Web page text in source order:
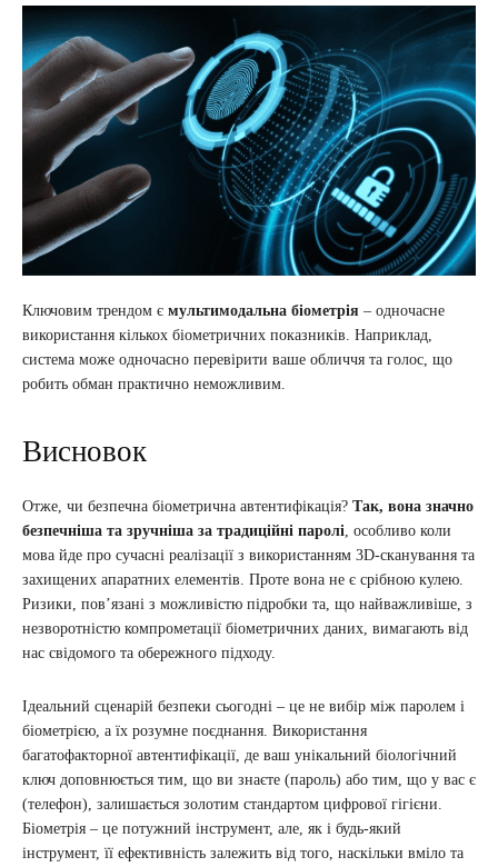
Ключовим трендом є мультимодальна біометрія – одночасне
використання кількох біометричних показників. Наприклад,
система може одночасно перевірити ваше обличчя та голос, що
робить обман практично неможливим.
Висновок
Отже, чи безпечна біометрична автентифікація? Так, вона значно
безпечніша та зручніша за традиційні паролі, особливо коли
мова йде про сучасні реалізації з використанням 3D-сканування та
захищених апаратних елементів. Проте вона не є срібною кулею.
Ризики, пов’язані з можливістю підробки та, що найважливіше, з
незворотністю компрометації біометричних даних, вимагають від
нас свідомого та обережного підходу.
Ідеальний сценарій безпеки сьогодні – це не вибір між паролем і
біометрією, а їх розумне поєднання. Використання
багатофакторної автентифікації, де ваш унікальний біологічний
ключ доповнюється тим, що ви знаєте (пароль) або тим, що у вас є
(телефон), залишається золотим стандартом цифрової гігієни.
Біометрія – це потужний інструмент, але, як і будь-який
інструмент, її ефективність залежить від того, наскільки вміло та